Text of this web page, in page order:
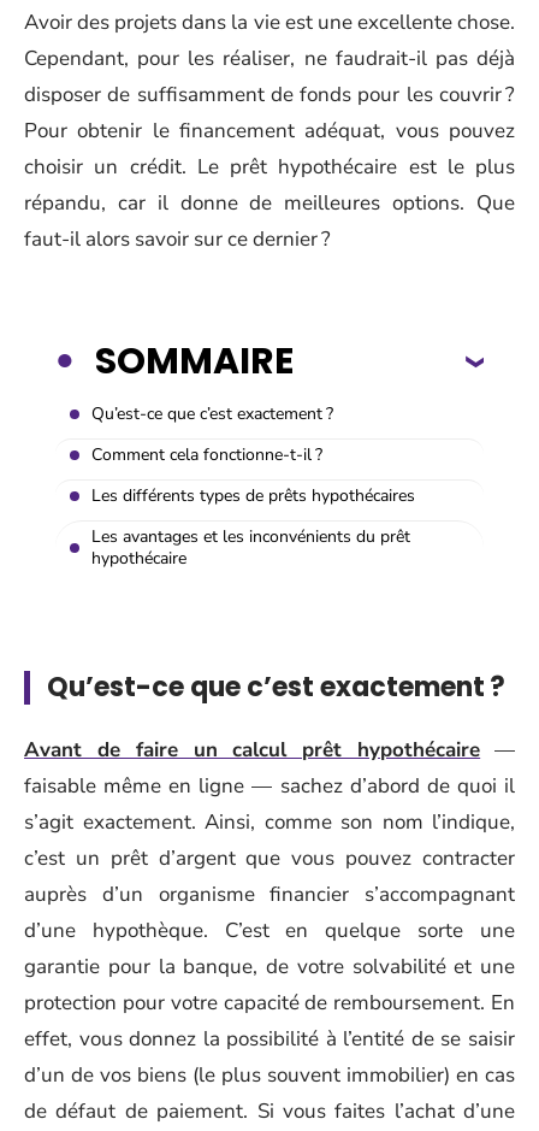
Avoir des projets dans la vie est une excellente chose.
Cependant, pour les réaliser, ne faudrait-il pas déjà
disposer de suffisamment de fonds pour les couvrir ?
Pour obtenir le financement adéquat, vous pouvez
choisir un crédit. Le prêt hypothécaire est le plus
répandu, car il donne de meilleures options. Que
faut-il alors savoir sur ce dernier ?
SOMMAIRE
Qu’est-ce que c’est exactement ?
Comment cela fonctionne-t-il ?
Les différents types de prêts hypothécaires
Les avantages et les inconvénients du prêt
hypothécaire
Qu’est-ce que c’est exactement ?
Avant de faire un calcul prêt hypothécaire —
faisable même en ligne — sachez d’abord de quoi il
s’agit exactement. Ainsi, comme son nom l’indique,
c’est un prêt d’argent que vous pouvez contracter
auprès d’un organisme financier s’accompagnant
d’une hypothèque. C’est en quelque sorte une
garantie pour la banque, de votre solvabilité et une
protection pour votre capacité de remboursement. En
effet, vous donnez la possibilité à l’entité de se saisir
d’un de vos biens (le plus souvent immobilier) en cas
de défaut de paiement. Si vous faites l’achat d’une